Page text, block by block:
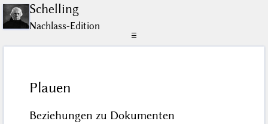
Schelling
Nachlass-Edition
☰
Plauen
Beziehungen zu Dokumenten